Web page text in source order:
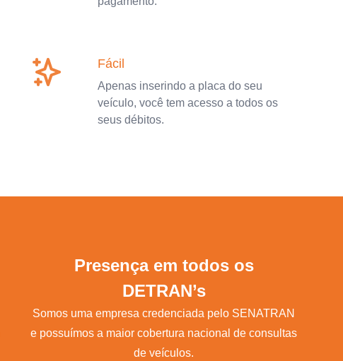
Fácil
Apenas inserindo a placa do seu
veículo, você tem acesso a todos os
seus débitos.
Presença em todos os
DETRAN’s
Somos uma empresa credenciada pelo SENATRAN
e possuímos a maior cobertura nacional de consultas
de veículos.